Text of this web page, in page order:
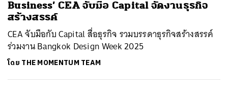
Business’ CEA จับมือ Capital จัดงานธุรกิจ
สร้างสรรค์
CEA จับมือกับ Capital สื่อธุรกิจ รวมบรรดาธุรกิจสร้างสรรค์
ร่วมงาน Bangkok Design Week 2025
โดย THE MOMENTUM TEAM